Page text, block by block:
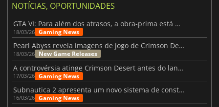
NOTÍCIAS, OPORTUNIDADES
GTA VI: Para além dos atrasos, a obra-prima está quase a chegar
18/03/26 Gaming News
Pearl Abyss revela imagens de jogo de Crimson Desert para a PS5
18/03/26 New Game Releases
A controvérsia atinge Crimson Desert antes do lançamento
17/03/26 Gaming News
Subnautica 2 apresenta um novo sistema de construção de bases
16/03/26 Gaming News